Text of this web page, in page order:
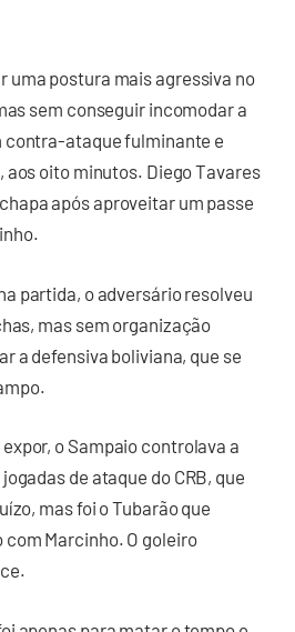
uma postura mais agressiva no
sem conseguir incomodar a
contra-ataque fulminante e
oito minutos. Diego Tavares
após aproveitar um passe
partida, o adversário resolveu
mas sem organização
a defensiva boliviana, que se
o Sampaio controlava a
de ataque do CRB, que
mas foi o Tubarão que
Marcinho. O goleiro